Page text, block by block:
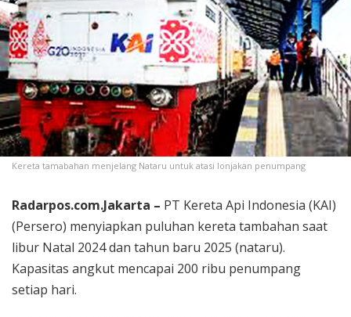
Kereta tamabahan menjelang Nataru untuk atasi lonjakan penumpang
Radarpos.com.Jakarta – PT Kereta Api Indonesia (KAI)
(Persero) menyiapkan puluhan kereta tambahan saat
libur Natal 2024 dan tahun baru 2025 (nataru).
Kapasitas angkut mencapai 200 ribu penumpang
setiap hari.